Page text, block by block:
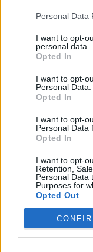
Personal Data
I want to opt-
personal data.
Opted In
I want to opt-
Personal Data.
Opted In
I want to opt-
Personal Data
Opted In
I want to opt-
Retention,
Personal Data
Purposes for
Opted Out
Κόσμος
Ρολάν
το τένις.